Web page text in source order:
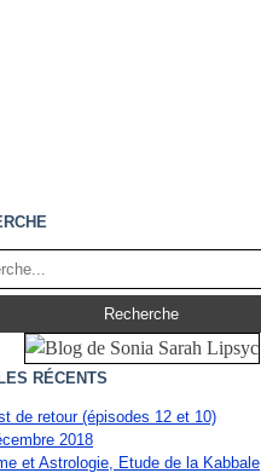
RÉCENTS
de retour (épisodes 12 et 10)
2018
et Astrologie, Etude de la Kabbale